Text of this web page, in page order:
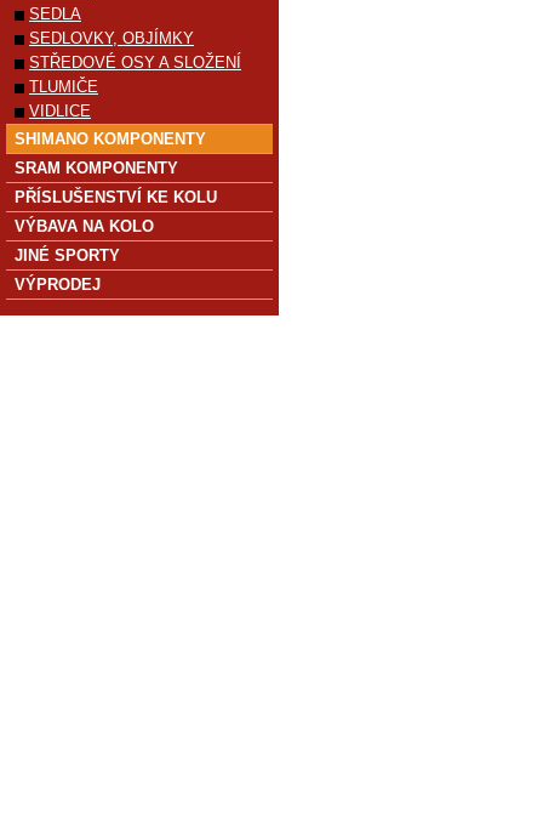
SEDLA
SEDLOVKY, OBJÍMKY
STŘEDOVÉ OSY A SLOŽENÍ
TLUMIČE
VIDLICE
SHIMANO KOMPONENTY
SRAM KOMPONENTY
PŘÍSLUŠENSTVÍ KE KOLU
VÝBAVA NA KOLO
JINÉ SPORTY
VÝPRODEJ